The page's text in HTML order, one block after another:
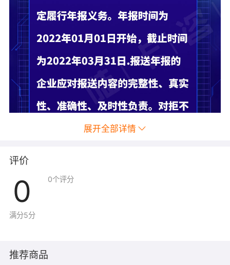
展开全部详情
评价
0
满分5分
0个评分
推荐商品